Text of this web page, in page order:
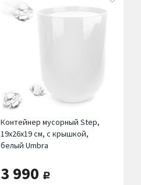
Контейнер мусорный Step,
19х26х19 см, с крышкой,
белый Umbra
3 990 руб.